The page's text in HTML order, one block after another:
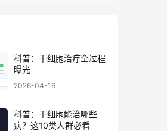
科普：干细胞治疗全过程
曝光
2026-04-16
科普：干细胞能治哪些
病？这10类人群必看